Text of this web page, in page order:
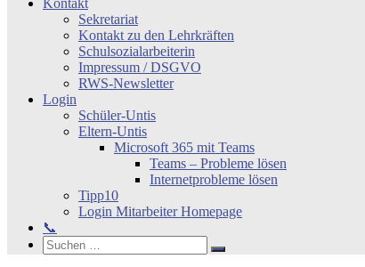
Kontakt
Sekretariat
Kontakt zu den Lehrkräften
Schulsozialarbeiterin
Impressum / DSGVO
RWS-Newsletter
Login
Schüler-Untis
Eltern-Untis
Microsoft 365 mit Teams
Teams – Probleme lösen
Internetprobleme lösen
Tipp10
Login Mitarbeiter Homepage
📞
Search
Suchen
nach:
Suchen